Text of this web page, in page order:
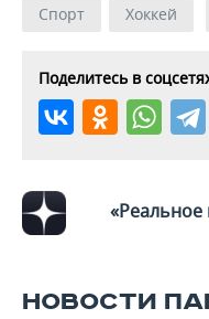
Спорт Хоккей
Поделитесь в
«Реальное
НОВОСТИ